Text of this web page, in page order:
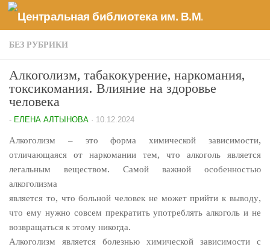
Перейти к содержимому
БЕЗ РУБРИКИ
Алкоголизм, табакокурение, наркомания,
токсикомания. Влияние на здоровье
человека
- ЕЛЕНА АЛТЫНОВА · 10.12.2024
Алкоголизм – это форма химической зависимости,
отличающаяся от наркомании тем, что алкоголь является
легальным веществом. Самой важной особенностью
алкоголизма
является то, что больной человек не может прийти к выводу,
что ему нужно совсем прекратить употреблять алкоголь и не
возвращаться к этому никогда.
Алкоголизм является болезнью химической зависимости с